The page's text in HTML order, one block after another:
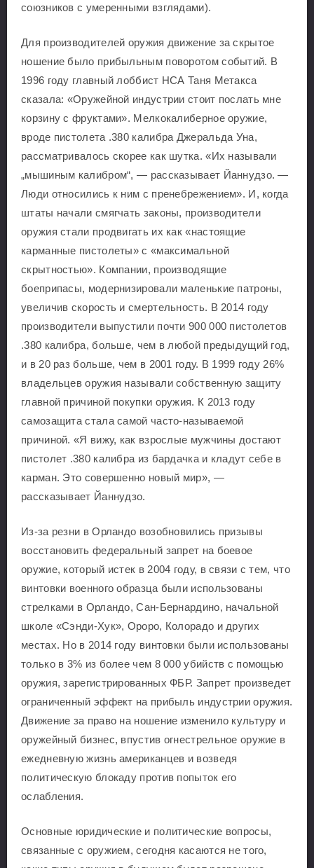
союзников с умеренными взглядами).
Для производителей оружия движение за скрытое
ношение было прибыльным поворотом событий. В
1996 году главный лоббист НСА Таня Метакса
сказала: «Оружейной индустрии стоит послать мне
корзину с фруктами». Мелкокалиберное оружие,
вроде пистолета .380 калибра Джеральда Уна,
рассматривалось скорее как шутка. «Их называли
„мышиным калибром“, — рассказывает Йаннудзо. —
Люди относились к ним с пренебрежением». И, когда
штаты начали смягчать законы, производители
оружия стали продвигать их как «настоящие
карманные пистолеты» с «максимальной
скрытностью». Компании, производящие
боеприпасы, модернизировали маленькие патроны,
увеличив скорость и смертельность. В 2014 году
производители выпустили почти 900 000 пистолетов
.380 калибра, больше, чем в любой предыдущий год,
и в 20 раз больше, чем в 2001 году. В 1999 году 26%
владельцев оружия называли собственную защиту
главной причиной покупки оружия. К 2013 году
самозащита стала самой часто-называемой
причиной. «Я вижу, как взрослые мужчины достают
пистолет .380 калибра из бардачка и кладут себе в
карман. Это совершенно новый мир», —
рассказывает Йаннудзо.
Из-за резни в Орландо возобновились призывы
восстановить федеральный запрет на боевое
оружие, который истек в 2004 году, в связи с тем, что
винтовки военного образца были использованы
стрелками в Орландо, Сан-Бернардино, начальной
школе «Сэнди-Хук», Ороро, Колорадо и других
местах. Но в 2014 году винтовки были использованы
только в 3% из более чем 8 000 убийств с помощью
оружия, зарегистрированных ФБР. Запрет произведет
ограниченный эффект на прибыль индустрии оружия.
Движение за право на ношение изменило культуру и
оружейный бизнес, впустив огнестрельное оружие в
ежедневную жизнь американцев и возведя
политическую блокаду против попыток его
ослабления.
Основные юридические и политические вопросы,
связанные с оружием, сегодня касаются не того,